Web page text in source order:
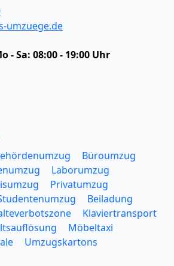
umzuege.de
- Sa: 08:00 - 19:00 Uhr
Büroumzug
Laborumzug
Privatumzug
Beiladung
Klaviertransport
Möbeltaxi
Umzugskartons